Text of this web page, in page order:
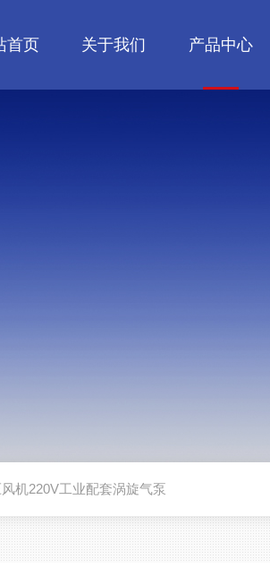
首页 关于我们 产品中心
机220V工业配套涡旋气泵